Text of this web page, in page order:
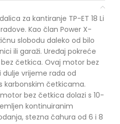
za kantiranje TP-ET 18 Li
Kao član Power X-
slobodu daleko od bilo
ili garaži. Uređaj pokreće
bez četkica. Ovaj motor bez
vrijeme rada od
karbonskim četkicama.
bez četkica dolazi s 10-
kontinuiranim
stezna čahura od 6 i 8